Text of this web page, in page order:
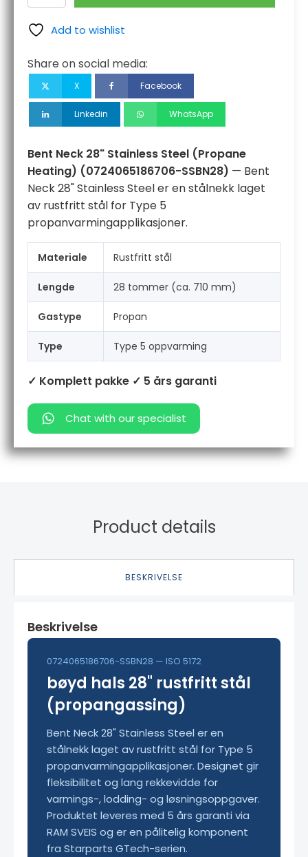
rustfritt
stål
antall
Add to wishlist
Share on social media:
X Facebook
Linkedin WhatsApp
Bent Neck 28" Stainless Steel (Propane
Heating) (0724065186706-SSBN28) — Bent
Neck 28" Stainless Steel er en stålnekk laget
av rustfritt stål for Type 5
propanvarmingapplikasjoner.
Materiale Rustfritt stål
Lengde 28 tommer (ca. 710 mm)
Gastype Propan
Type Type 5 oppvarming
✓ Komplett pakke ✓ 5 års garanti
Chat with our specialist
Product details
BESKRIVELSE
Beskrivelse
0724065186706-SSBN28 — ISO 5172
bøyd hals 28" rustfritt stål
(propangassing)
Bent Neck 28" Stainless Steel er en
stålnekk laget av rustfritt stål for Type 5
propanvarmingapplikasjoner. Designet gir
fleksibilitet og lang rekkevidde for
varmings-, lodding- og løsningsoppgaver.
Produktet leveres med 5 års garanti via
RAM SVEIS og er en pålitelig komponent
fra Starparts GTech-serien.